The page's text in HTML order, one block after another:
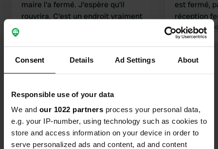
Consent Details Ad Settings About
Responsible use of your data
We and our 1022 partners process your personal data,
e.g. your IP-number, using technology such as cookies to
store and access information on your device in order to
serve personalized ads and content, ad and content
maire l'a fermé. J'espère qu'il
rouvrira. C'est un endroit vraiment
est fermé,
réception
Traduit par
Es-tu déjà venu ici ?